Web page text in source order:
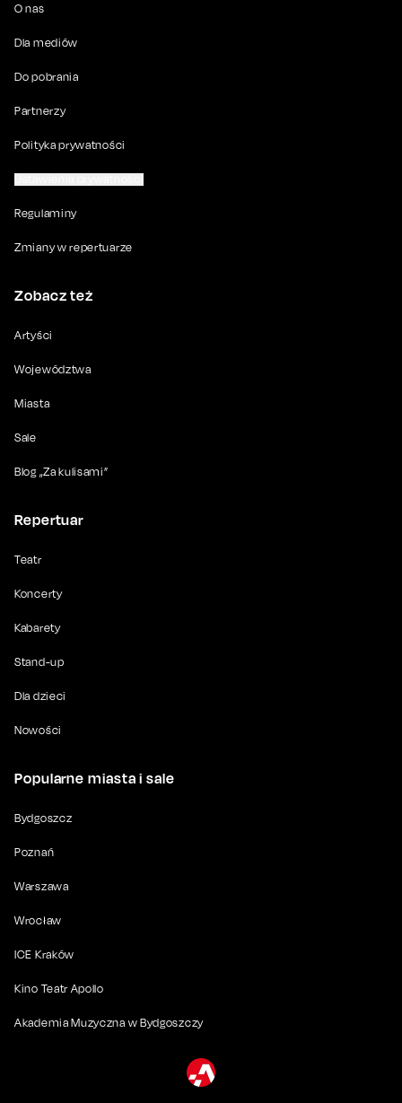
O nas
Dla mediów
Do pobrania
Partnerzy
Polityka prywatności
Regulaminy
Zmiany w repertuarze
Zobacz też
Artyści
Województwa
Miasta
Sale
Blog „Za kulisami”
Repertuar
Teatr
Koncerty
Kabarety
Stand-up
Dla dzieci
Nowości
Popularne miasta i sale
Bydgoszcz
Poznań
Warszawa
Wrocław
ICE Kraków
Kino Teatr Apollo
Akademia Muzyczna w Bydgoszczy